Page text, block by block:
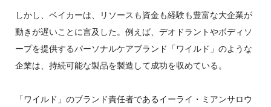
しかし、ベイカーは、リソースも資金も経験も豊富な大企業が
動きが遅いことに言及した。例えば、デオドラントやボディソ
ープを提供するパーソナルケアブランド「ワイルド」のような
企業は、持続可能な製品を製造して成功を収めている。
「ワイルド」のブランド責任者であるイーライ・ミアンサロウ